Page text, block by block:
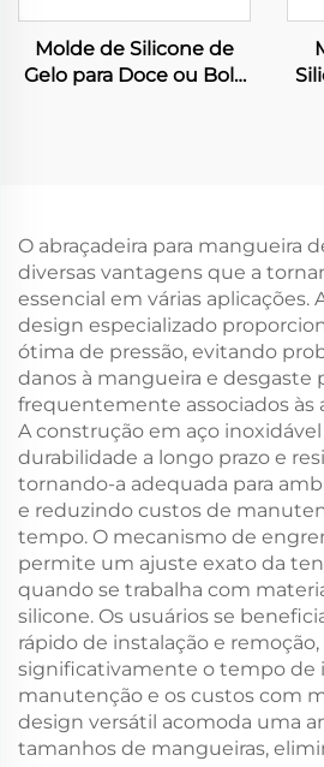
Molde de Silicone de
Gelo para Doce ou Bolo
para Cozinha DIY, Molde
para Cola e Cobertura
O abraçadeira para mangueira
diversas vantagens que a
essencial em várias aplicações.
design especializado
ótima de pressão, evitando
danos à mangueira e desgaste
frequentemente associados às
A construção em aço
durabilidade a longo prazo e
tornando-a adequada para
e reduzindo custos de
tempo. O mecanismo de
permite um ajuste exato da
quando se trabalha com
silicone. Os usuários se
rápido de instalação e
significativamente o tempo de
manutenção e os custos com
design versátil acomoda uma
tamanhos de mangueiras,